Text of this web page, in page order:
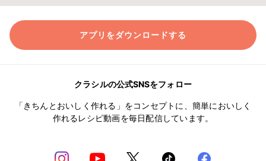
アプリをダウンロードする
クラシルの公式SNSをフォロー
「きちんとおいしく作れる」をコンセプトに、簡単においしく
作れるレシピ動画を毎日配信しています。